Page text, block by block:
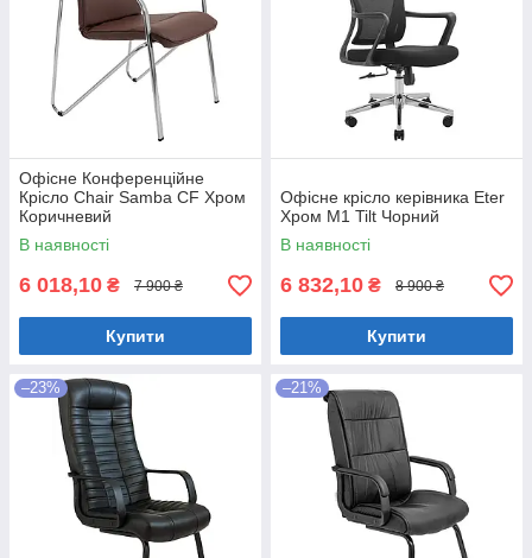
Офісне Конференційне
Крісло Chair Samba CF Хром
Коричневий
В наявності
6 018,10 ₴ 7 900 ₴
Купити
Офісне крісло керівника Eter
Хром M1 Tilt Чорний
В наявності
6 832,10 ₴ 8 900 ₴
Купити
–23% –21%